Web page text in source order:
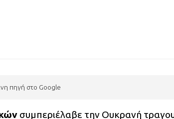
πηγή στο Google
συμπεριέλαβε την Ουκρανή